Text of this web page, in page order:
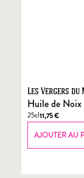
Les Vergers du
Huile de Noix
25cl11,75€
AJOUTER AU